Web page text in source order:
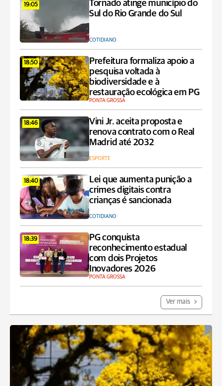
19:05
Tornado atinge município do
Sul do Rio Grande do Sul
COTIDIANO
18:50
Prefeitura formaliza apoio a
pesquisa voltada à
biodiversidade e à
restauração ecológica em PG
PONTA GROSSA
18:46
Vini Jr. aceita proposta e
renova contrato com o Real
Madrid até 2032
ESPORTE
18:40
Lei que aumenta punição a
crimes digitais contra
crianças é sancionada
COTIDIANO
18:39
PG conquista
reconhecimento estadual
com dois Projetos
Inovadores 2026
PONTA GROSSA
Ver mais